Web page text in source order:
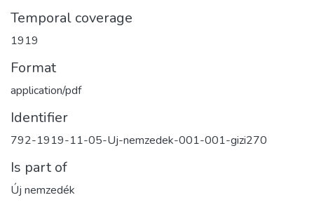
Temporal coverage
1919
Format
application/pdf
Identifier
792-1919-11-05-Uj-nemzedek-001-001-gizi270
Is part of
Új nemzedék